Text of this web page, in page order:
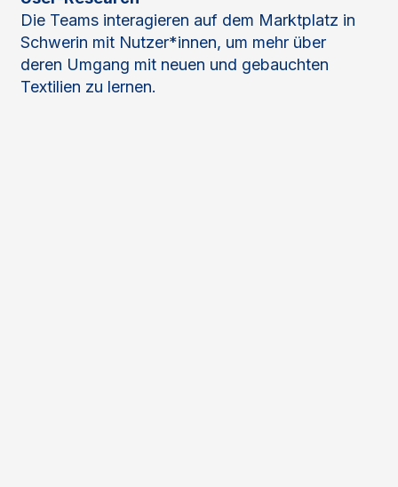
Die Teams interagieren auf dem Marktplatz in
Schwerin mit Nutzer*innen, um mehr über
deren Umgang mit neuen und gebauchten
Textilien zu lernen.